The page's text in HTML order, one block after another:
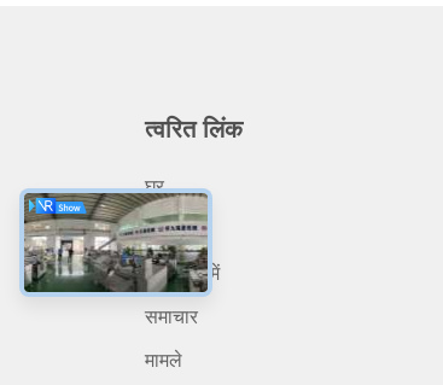
त्वरित लिंक
घर
उत्पादों
हमारे बारे में
समाचार
मामले